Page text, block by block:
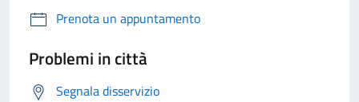
Prenota un appuntamento
Problemi in città
Segnala disservizio